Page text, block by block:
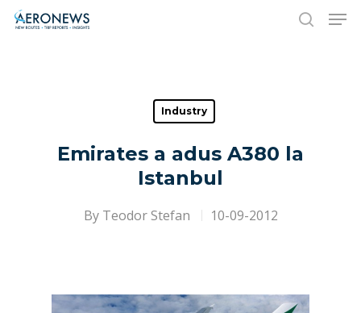
Hit enter to search or ESC to close
Industry
Emirates a adus A380 la
Istanbul
By Teodor Stefan 10-09-2012